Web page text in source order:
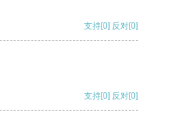
支持[0] 反对[0]
支持[0] 反对[0]